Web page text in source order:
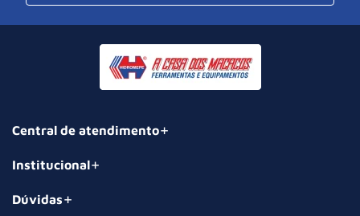
Central de atendimento
Institucional
Dúvidas